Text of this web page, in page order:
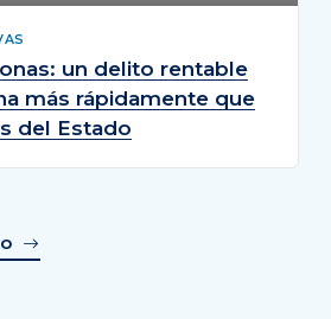
un delito rentable
más rápidamente que
del Estado